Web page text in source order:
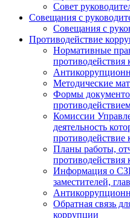
Совет
Совещания с
Совещания с
Противодействие
Нормативные
противодействия
Методические
Формы
Комиссии
деятельность
противодействие
Планы работы,
противодействия
Информация о
заместителей,
Обратная связь
коррупции